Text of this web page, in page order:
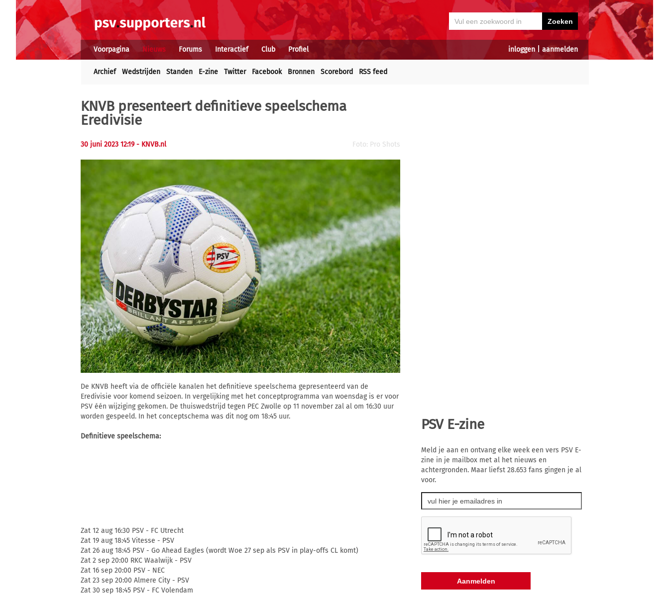
inloggen| aanmelden
Voorpagina Nieuws Forums Interactief Club Profiel
Archief Wedstrijden Standen E-zine Twitter Facebook Bronnen Scorebord RSS feed
KNVB presenteert definitieve speelschema
Eredivisie
30 juni 2023 12:19 - KNVB.nl Foto: Pro Shots
De KNVB heeft via de officiële kanalen het definitieve speelschema gepresenteerd van de
Eredivisie voor komend seizoen. In vergelijking met het conceptprogramma van woensdag is er voor
PSV één wijziging gekomen. De thuiswedstrijd tegen PEC Zwolle op 11 november zal al om 16:30 uur
worden gespeeld. In het conceptschema was dit nog om 18:45 uur.
Definitieve speelschema:
Zat 12 aug 16:30 PSV - FC Utrecht
Zat 19 aug 18:45 Vitesse - PSV
Zat 26 aug 18:45 PSV - Go Ahead Eagles (wordt Woe 27 sep als PSV in play-offs CL komt)
Zat 2 sep 20:00 RKC Waalwijk - PSV
Zat 16 sep 20:00 PSV - NEC
Zat 23 sep 20:00 Almere City - PSV
Zat 30 sep 18:45 PSV - FC Volendam
PSV E-zine
Meld je aan en ontvang elke week een vers PSV E-
zine in je mailbox met al het nieuws en
achtergronden. Maar liefst 28.653 fans gingen je al
voor.